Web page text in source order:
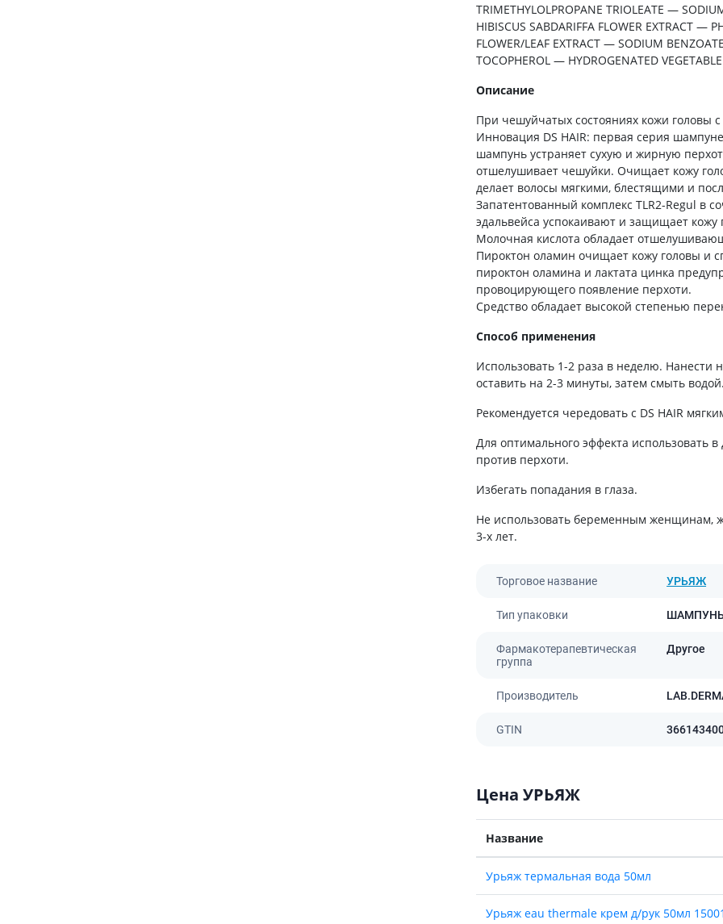
Препараты от вздутия живота
Антибиотики
Антибиотики для детей
Антибиотики при пневмонии
Антибиотики при ангине
Антибиотики при цистите
Противогрибковые препараты
Антисептики
Противотуберкулезные
Вакцины
Препараты от паразитов
Препараты от глистов
Антипротозойные препараты
Препараты для нервной
системы
Противосудорожные
Препараты для лечения
эпилепсии
Успокоительные препараты
Антидепрессанты
(анксиолитики)
Средства от курения и
никотиновой зависимости
Противоопухолевые
От рака
Лечение аллергии
Мочеполовая система и
половые гормоны
Лекарства для почек
Средства для вьющихся волос
Туалетная бумага
Носовые платки
Салфетки бумажные
Прочие
TRIMETHYLOLPROPANE TRIOLEATE —
HIBISCUS SABDARIFFA FLOWER EXTRACT —
FLOWER/LEAF EXTRACT — SODIUM
TOCOPHEROL — HYDROGENATED
Описание
При чешуйчатых состояниях кожи головы
Инновация DS HAIR: первая серия
шампунь устраняет сухую и жирную
отшелушивает чешуйки. Очищает кожу
делает волосы мягкими, блестящими и
Запатентованный комплекс TLR2-Regul в
эдальвейса успокаивают и защищает кожу
Молочная кислота обладает
Пироктон оламин очищает кожу головы и
пироктон оламина и лактата цинка
провоцирующего появление перхоти.
Средство обладает высокой степенью
Способ применения
Использовать 1-2 раза в неделю.
оставить на 2-3 минуты, затем смыть
Рекомендуется чередовать с DS HAIR
Для оптимального эффекта использовать
против перхоти.
Избегать попадания в глаза.
Не использовать беременным женщинам,
3-х лет.
Торговое название УРЬЯЖ
Тип упаковки
Фармакотерапевтическая
группа
Другое
Производитель
GTIN
Цена УРЬЯЖ
Название
Урьяж термальная вода 50мл
Урьяж eau thermale крем д/рук 50мл